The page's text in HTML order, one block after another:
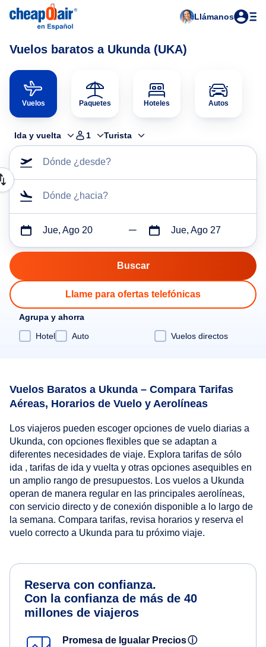
Llámanos
Vuelos baratos a Ukunda (UKA)
Vuelos Paquetes Hoteles Autos
Ida y vuelta 1 Turista
Dónde ¿desde?
Dónde ¿hacia?
Jue, Ago 20 Jue, Ago 27
Llame para ofertas telefónicas
Agrupa y ahorra
Hotel
Auto Vuelos directos
Vuelos Baratos a Ukunda – Compara Tarifas
Aéreas, Horarios de Vuelo y Aerolíneas
Los viajeros pueden escoger opciones de vuelo diarias a
Ukunda, con opciones flexibles que se adaptan a
diferentes necesidades de viaje. Explora tarifas de sólo
ida , tarifas de ida y vuelta y otras opciones asequibles en
un amplio rango de presupuestos. Los vuelos a Ukunda
operan de manera regular en las principales aerolíneas,
con servicio directo y de conexión disponible a lo largo de
la semana. Compara tarifas, revisa horarios y reserva el
vuelo correcto a Ukunda para tu próximo viaje.
Reserva con confianza.
Con la confianza de más de 40
millones de viajeros
Promesa de Igualar Preciosⓘ